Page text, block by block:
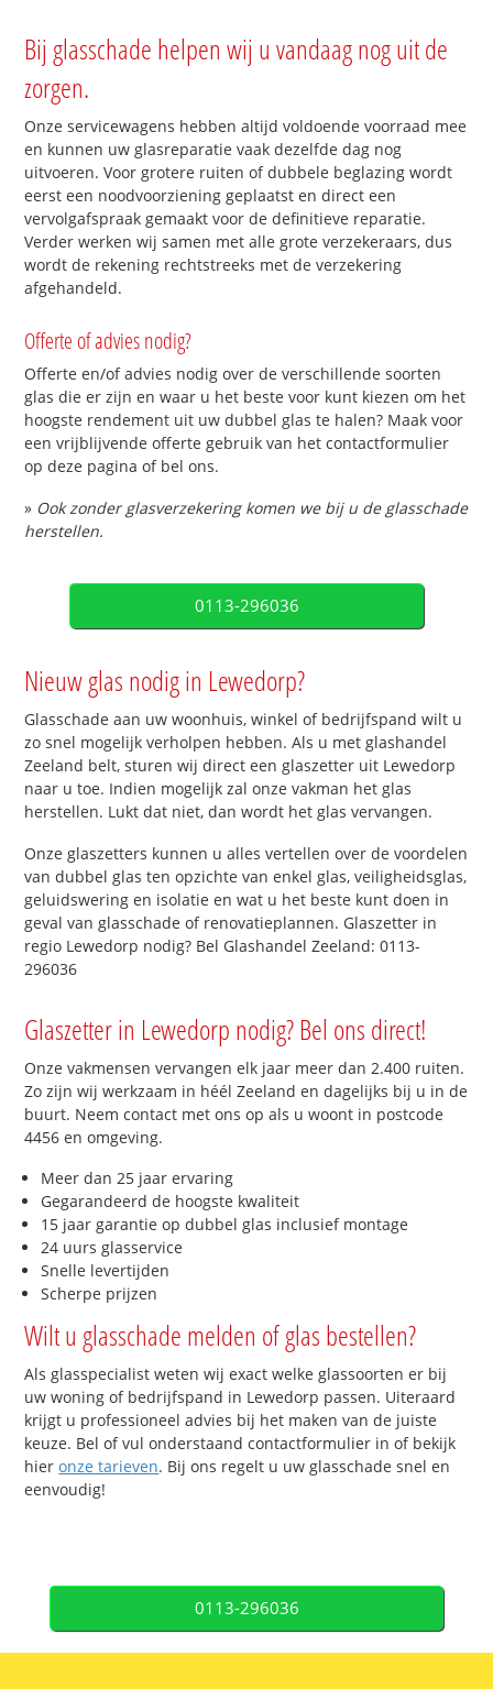
Bij glasschade helpen wij u vandaag nog uit de
zorgen.
Onze servicewagens hebben altijd voldoende voorraad mee
en kunnen uw glasreparatie vaak dezelfde dag nog
uitvoeren. Voor grotere ruiten of dubbele beglazing wordt
eerst een noodvoorziening geplaatst en direct een
vervolgafspraak gemaakt voor de definitieve reparatie.
Verder werken wij samen met alle grote verzekeraars, dus
wordt de rekening rechtstreeks met de verzekering
afgehandeld.
Offerte of advies nodig?
Offerte en/of advies nodig over de verschillende soorten
glas die er zijn en waar u het beste voor kunt kiezen om het
hoogste rendement uit uw dubbel glas te halen? Maak voor
een vrijblijvende offerte gebruik van het contactformulier
op deze pagina of bel ons.
» Ook zonder glasverzekering komen we bij u de glasschade
herstellen.
0113-296036
Nieuw glas nodig in Lewedorp?
Glasschade aan uw woonhuis, winkel of bedrijfspand wilt u
zo snel mogelijk verholpen hebben. Als u met glashandel
Zeeland belt, sturen wij direct een glaszetter uit Lewedorp
naar u toe. Indien mogelijk zal onze vakman het glas
herstellen. Lukt dat niet, dan wordt het glas vervangen.
Onze glaszetters kunnen u alles vertellen over de voordelen
van dubbel glas ten opzichte van enkel glas, veiligheidsglas,
geluidswering en isolatie en wat u het beste kunt doen in
geval van glasschade of renovatieplannen. Glaszetter in
regio Lewedorp nodig? Bel Glashandel Zeeland: 0113-
296036
Glaszetter in Lewedorp nodig? Bel ons direct!
Onze vakmensen vervangen elk jaar meer dan 2.400 ruiten.
Zo zijn wij werkzaam in héél Zeeland en dagelijks bij u in de
buurt. Neem contact met ons op als u woont in postcode
4456 en omgeving.
Meer dan 25 jaar ervaring
Gegarandeerd de hoogste kwaliteit
15 jaar garantie op dubbel glas inclusief montage
24 uurs glasservice
Snelle levertijden
Scherpe prijzen
Wilt u glasschade melden of glas bestellen?
Als glasspecialist weten wij exact welke glassoorten er bij
uw woning of bedrijfspand in Lewedorp passen. Uiteraard
krijgt u professioneel advies bij het maken van de juiste
keuze. Bel of vul onderstaand contactformulier in of bekijk
hieronze tarieven. Bij ons regelt u uw glasschade snel en
eenvoudig!
0113-296036